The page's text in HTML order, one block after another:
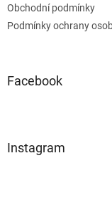
Obchodní podmínky
Podmínky ochrany
Facebook
Instagram